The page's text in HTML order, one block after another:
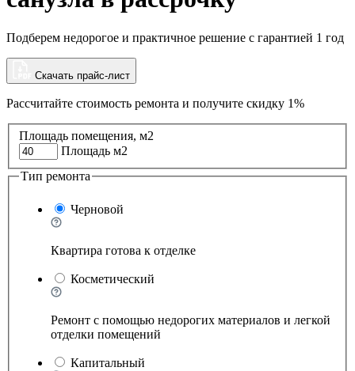
Подберем недорогое и практичное решение с гарантией 1 год
Скачать прайс-лист
Рассчитайте стоимость ремонта и получите скидку 1%
Площадь помещения, м2
Площадь м2
Тип ремонта
Черновой
Квартира готова к отделке
Косметический
Ремонт с помощью недорогих материалов и легкой
отделки помещений
Капитальный